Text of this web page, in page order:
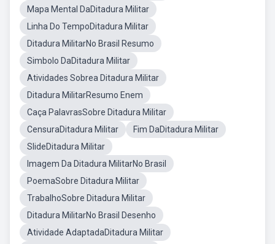
Mapa Mental DaDitadura Militar
Linha Do TempoDitadura Militar
Ditadura MilitarNo Brasil Resumo
Simbolo DaDitadura Militar
Atividades Sobrea Ditadura Militar
Ditadura MilitarResumo Enem
Caça PalavrasSobre Ditadura Militar
CensuraDitadura Militar
Fim DaDitadura Militar
SlideDitadura Militar
Imagem Da Ditadura MilitarNo Brasil
PoemaSobre Ditadura Militar
TrabalhoSobre Ditadura Militar
Ditadura MilitarNo Brasil Desenho
Atividade AdaptadaDitadura Militar